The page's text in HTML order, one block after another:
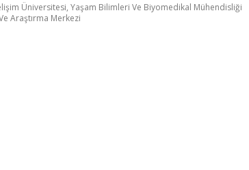
Üniversitesi, Yaşam Bilimleri Ve Biyomedikal Mühendisliği
Araştırma Merkezi